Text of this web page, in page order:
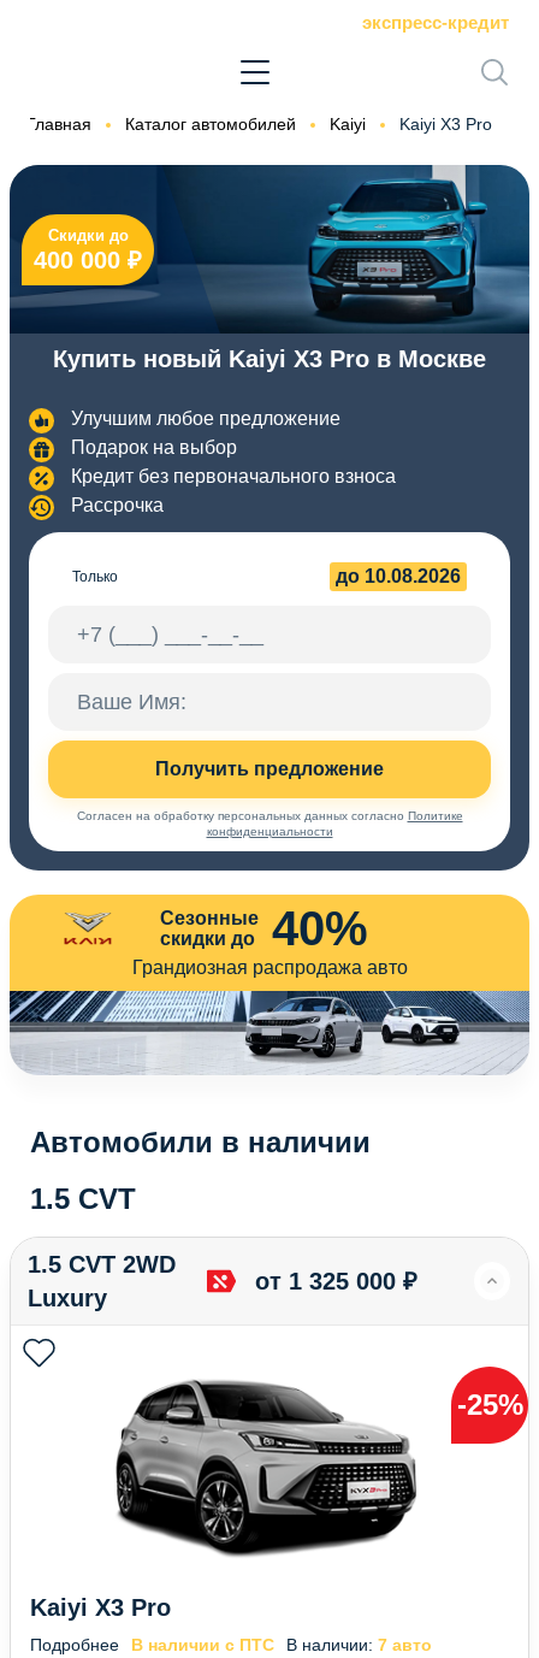
экспресс-кредит
Главная Каталог автомобилей Kaiyi Kaiyi X3 Pro
Купить новый Kaiyi X3 Pro в Москве
Улучшим любое предложение
Подарок на выбор
Кредит без первоначального взноса
Рассрочка
Скидки до
400 000 ₽
Только до 10.08.2026
Получить предложение
Согласен на обработку персональных данных согласно Политике
конфиденциальности
Сезонные
скидки до
40%
Грандиозная распродажа авто
Автомобили в наличии
1.5 CVT
1.5 CVT 2WD
Luxury
от 1 325 000 ₽
-25%
Kaiyi X3 Pro
Подробнее В наличии с ПТС В наличии: 7 авто